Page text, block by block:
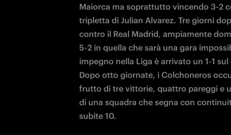
tripletta di Julian Alvarez. Tre giorni
contro il Real Madrid, ampiamente
5-2 in quella che sarà una gara
impegno nella Liga è arrivato un 1-1
Dopo otto giornate, i Colchoneros
frutto di tre vittorie, quattro pareggi e
di una squadra che segna con
subite 10.